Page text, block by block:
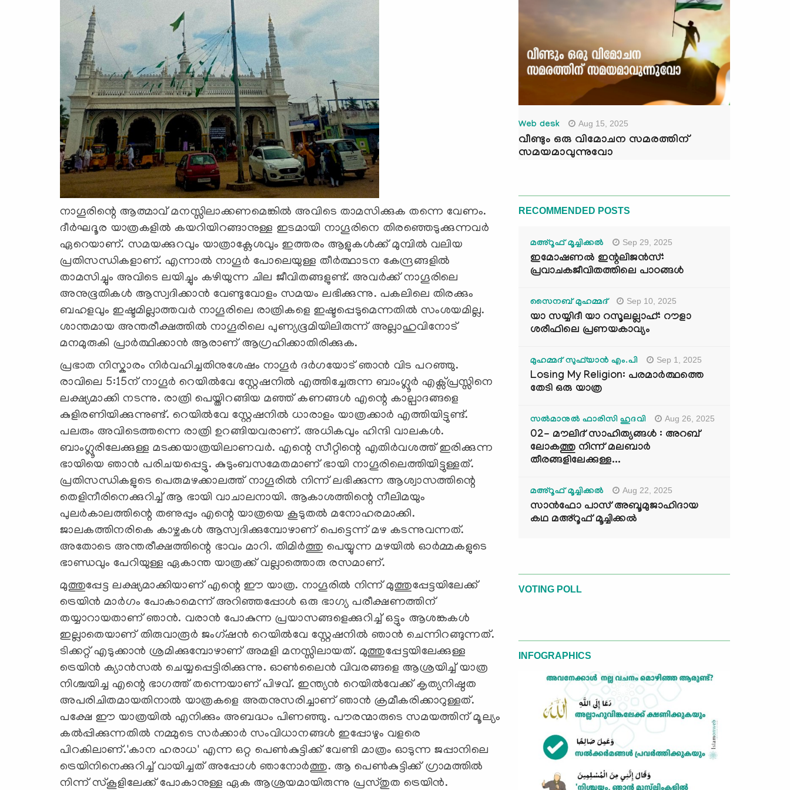
നാഗൂരിന്റെ ആത്മാവ് മനസ്സിലാക്കണമെങ്കിൽ അവിടെ താമസിക്കുക തന്നെ വേണം.
ദീർഘദൂര യാത്രകളിൽ കയറിയിറങ്ങാനുള്ള ഇടമായി നാഗൂരിനെ തിരഞ്ഞെടുക്കുന്നവർ
ഏറെയാണ്. സമയക്കുറവും യാത്രാക്ലേശവും ഇത്തരം ആളുകൾക്ക് മുമ്പിൽ വലിയ
പ്രതിസന്ധികളാണ്. എന്നാൽ നാഗൂർ പോലെയുള്ള തീർത്ഥാടന കേന്ദ്രങ്ങളിൽ
താമസിച്ചും അവിടെ ലയിച്ചും കഴിയുന്ന ചില ജീവിതങ്ങളുണ്ട്. അവർക്ക് നാഗൂരിലെ
അനുഭൂതികൾ ആസ്വദിക്കാന്‍ വേണ്ടുവോളം സമയം ലഭിക്കുന്നു. പകലിലെ തിരക്കും
ബഹളവും ഇഷ്ടമില്ലാത്തവർ നാഗൂരിലെ രാത്രികളെ ഇഷ്ടപ്പെടുമെന്നതിൽ സംശയമില്ല.
ശാന്തമായ അന്തരീക്ഷത്തിൽ നാഗൂരിലെ പുണ്യഭൂമിയിലിരുന്ന് അല്ലാഹുവിനോട്
മനമുരുകി പ്രാർത്ഥിക്കാൻ ആരാണ് ആഗ്രഹിക്കാതിരിക്കുക.
പ്രഭാത നിസ്കാരം നിർവഹിച്ചതിനുശേഷം നാഗൂർ ദർഗയോട് ഞാൻ വിട പറഞ്ഞു.
രാവിലെ 5:15ന് നാഗൂർ റെയിൽവേ സ്റ്റേഷനിൽ എത്തിച്ചേരുന്ന ബാംഗ്ലൂർ എക്സ്പ്രസ്സിനെ
ലക്ഷ്യമാക്കി നടന്നു. രാത്രി പെയ്തിറങ്ങിയ മഞ്ഞ് കണങ്ങൾ എന്റെ കാല്പാദങ്ങളെ
കുളിരണിയിക്കുന്നുണ്ട്. റെയിൽവേ സ്റ്റേഷനിൽ ധാരാളം യാത്രക്കാർ എത്തിയിട്ടുണ്ട്.
പലരും അവിടെത്തന്നെ രാത്രി ഉറങ്ങിയവരാണ്. അധികവും ഹിന്ദി വാലകൾ.
ബാംഗ്ലൂരിലേക്കുള്ള മടക്കയാത്രയിലാണവർ. എന്റെ സീറ്റിന്റെ എതിർവശത്ത് ഇരിക്കുന്ന
ഭായിയെ ഞാൻ പരിചയപ്പെട്ടു. കുടുംബസമേതമാണ് ഭായി നാഗൂരിലെത്തിയിട്ടുള്ളത്.
പ്രതിസന്ധികളുടെ പെരുമഴക്കാലത്ത് നാഗൂരിൽ നിന്ന് ലഭിക്കുന്ന ആശ്വാസത്തിന്റെ
തെളിനീരിനെക്കുറിച്ച് ആ ഭായി വാചാലനായി. ആകാശത്തിന്റെ നീലിമയും
പുലർകാലത്തിന്റെ തണുപ്പും എന്റെ യാത്രയെ കൂടുതൽ മനോഹരമാക്കി.
ജാലകത്തിനരികെ കാഴ്ചകൾ ആസ്വദിക്കുമ്പോഴാണ് പെട്ടെന്ന് മഴ കടന്നുവന്നത്.
അതോടെ അന്തരീക്ഷത്തിന്റെ ഭാവം മാറി. തിമിർത്തു പെയ്യുന്ന മഴയിൽ ഓർമ്മകളുടെ
ഭാണ്ഡവും പേറിയുള്ള ഏകാന്ത യാത്രക്ക് വല്ലാത്തൊരു രസമാണ്.
മുത്തുപ്പേട്ട ലക്ഷ്യമാക്കിയാണ് എന്റെ ഈ യാത്ര. നാഗൂരിൽ നിന്ന് മുത്തുപ്പേട്ടയിലേക്ക്
ട്രെയിൻ മാർഗം പോകാമെന്ന് അറിഞ്ഞപ്പോൾ ഒരു ഭാഗ്യ പരീക്ഷണത്തിന്
തയ്യാറായതാണ് ഞാൻ. വരാൻ പോകുന്ന പ്രയാസങ്ങളെക്കുറിച്ച് ഒട്ടും ആശങ്കകൾ
ഇല്ലാതെയാണ് തിരുവാരൂർ ജംഗ്ഷൻ റെയിൽവേ സ്റ്റേഷനിൽ ഞാൻ ചെന്നിറങ്ങുന്നത്.
ടിക്കറ്റ് എടുക്കാൻ ശ്രമിക്കുമ്പോഴാണ് അമളി മനസ്സിലായത്. മുത്തുപ്പേട്ടയിലേക്കുള്ള
ട്രെയിൻ ക്യാൻസൽ ചെയ്യപ്പെട്ടിരിക്കുന്നു. ഓൺലൈൻ വിവരങ്ങളെ ആശ്രയിച്ച് യാത്ര
നിശ്ചയിച്ച എന്റെ ഭാഗത്ത് തന്നെയാണ് പിഴവ്. ഇന്ത്യൻ റെയിൽവേക്ക്‌ കൃത്യനിഷ്ഠത
അപരിചിതമായതിനാൽ യാത്രകളെ അതനുസരിച്ചാണ് ഞാൻ ക്രമീകരിക്കാറുള്ളത്.
പക്ഷേ ഈ യാത്രയിൽ എനിക്കും അബദ്ധം പിണഞ്ഞു. പൗരന്മാരുടെ സമയത്തിന് മൂല്യം
കൽപ്പിക്കുന്നതിൽ നമ്മുടെ സർക്കാർ സംവിധാനങ്ങൾ ഇപ്പോഴും വളരെ
പിറകിലാണ്.'കാന ഹരാധ' എന്ന ഒറ്റ പെൺകുട്ടിക്ക് വേണ്ടി മാത്രം ഓടുന്ന ജപ്പാനിലെ
ട്രെയിനിനെക്കുറിച്ച് വായിച്ചത് അപ്പോള്‍ ഞാനോര്‍ത്തു. ആ പെൺകുട്ടിക്ക് ഗ്രാമത്തിൽ
നിന്ന് സ്കൂളിലേക്ക് പോകാനുള്ള ഏക ആശ്രയമായിരുന്നു പ്രസ്തുത ട്രെയിൻ.
Web desk Aug 15, 2025
വീണ്ടും ഒരു വിമോചന സമരത്തിന്
സമയമാവുന്നുവോ
RECOMMENDED POSTS
മഅ്റൂഫ് മൂച്ചിക്കല്‍ Sep 29, 2025
ഇമോഷണൽ ഇന്റലിജൻസ്:
പ്രവാചകജീവിതത്തിലെ പാഠങ്ങൾ
സൈനബ് മുഹമ്മദ് Sep 10, 2025
യാ സയ്യിദീ യാ റസൂലല്ലാഹ്: റൗളാ
ശരീഫിലെ പ്രണയകാവ്യം
മുഹമ്മദ് സുഫ്‌യാൻ എം.പി Sep 1, 2025
Losing My Religion: പരമാർത്ഥത്തെ
തേടി ഒരു യാത്ര
സൽമാനുൽ ഫാരിസി ഹുദവി Aug 26, 2025
02- മൗലിദ് സാഹിത്യങ്ങൾ : അറബ്
ലോകത്തു നിന്ന് മലബാർ
തീരങ്ങളിലേക്കുള്ള...
മഅ്റൂഫ് മൂച്ചിക്കല്‍ Aug 22, 2025
സാൻഫോ പാസ് അബൂമുജാഹിദായ
കഥ മഅ്റൂഫ് മൂച്ചിക്കല്‍
VOTING POLL
INFOGRAPHICS